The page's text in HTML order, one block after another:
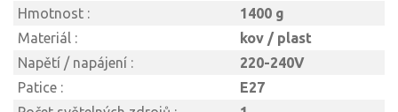
Hmotnost :
1400 g
Materiál :
kov / plast
Napětí / napájení :
220-240V
Patice :
E27